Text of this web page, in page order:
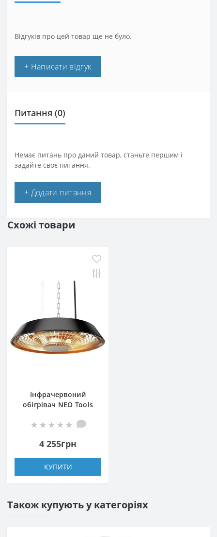
Відгуків про цей товар ще не було.
+ Написати відгук
Питання (0)
Немає питань про даний товар, станьте першим і
задайте своє питання.
+ Додати питання
Схожі товари
Інфрачервоний
обігрівач NEO Tools
4 255грн
КУПИТИ
Також купують у категоріях